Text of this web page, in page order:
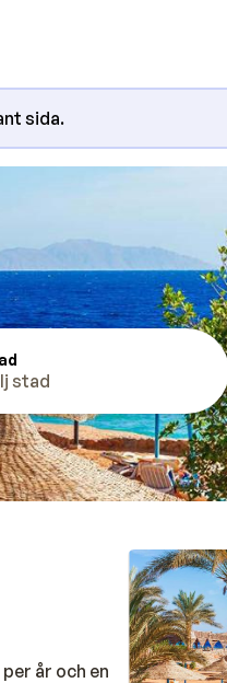
sida.
stad
år och en